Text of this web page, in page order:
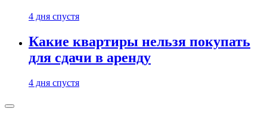
4 дня спустя
Какие квартиры нельзя покупать
для сдачи в аренду
4 дня спустя